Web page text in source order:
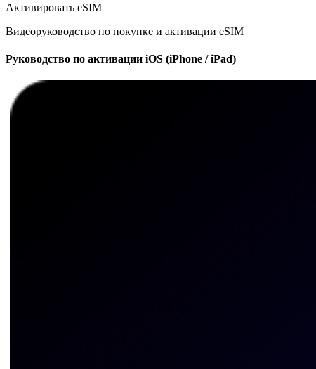
Активировать eSIM
Видеоруководство по покупке и активации eSIM
Руководство по активации iOS (iPhone / iPad)